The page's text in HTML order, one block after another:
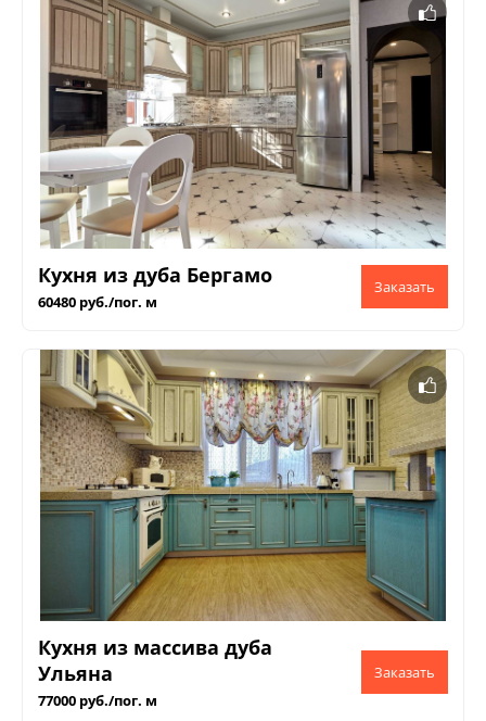
Кухня из дуба Бергамо
60480 руб./пог. м
Кухня из массива дуба
Ульяна
77000 руб./пог. м